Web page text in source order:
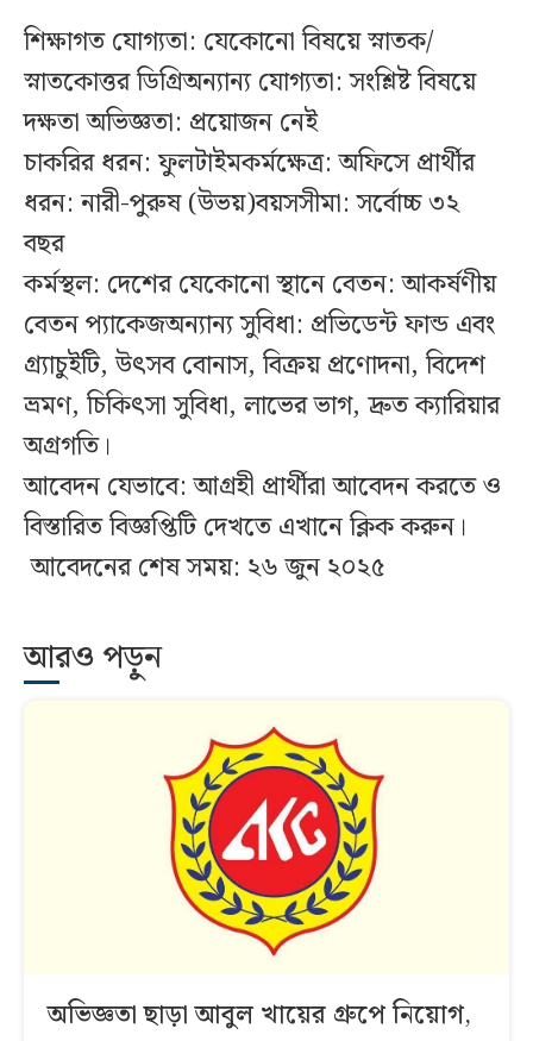
শিক্ষাগত যোগ্যতা: যেকোনো বিষয়ে স্নাতক/
স্নাতকোত্তর ডিগ্রিঅন্যান্য যোগ্যতা: সংশ্লিষ্ট বিষয়ে
দক্ষতা অভিজ্ঞতা: প্রয়োজন নেই
চাকরির ধরন: ফুলটাইমকর্মক্ষেত্র: অফিসে প্রার্থীর
ধরন: নারী-পুরুষ (উভয়)বয়সসীমা: সর্বোচ্চ ৩২
বছর
কর্মস্থল: দেশের যেকোনো স্থানে বেতন: আকর্ষণীয়
বেতন প্যাকেজঅন্যান্য সুবিধা: প্রভিডেন্ট ফান্ড এবং
গ্র্যাচুইটি, উৎসব বোনাস, বিক্রয় প্রণোদনা, বিদেশ
ভ্রমণ, চিকিৎসা সুবিধা, লাভের ভাগ, দ্রুত ক্যারিয়ার
অগ্রগতি।
আবেদন যেভাবে: আগ্রহী প্রার্থীরা আবেদন করতে ও
বিস্তারিত বিজ্ঞপ্তিটি দেখতে এখানে ক্লিক করুন।
আবেদনের শেষ সময়: ২৬ জুন ২০২৫
আরও পড়ুন
অভিজ্ঞতা ছাড়া আবুল খায়ের গ্রুপে নিয়োগ,